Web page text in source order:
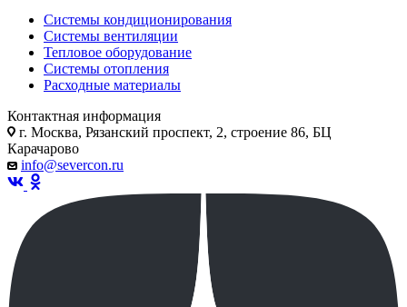
Системы кондиционирования
Системы вентиляции
Тепловое оборудование
Системы отопления
Расходные материалы
Контактная информация
г. Москва, Рязанский проспект, 2, строение 86, БЦ
Карачарово
info@severcon.ru